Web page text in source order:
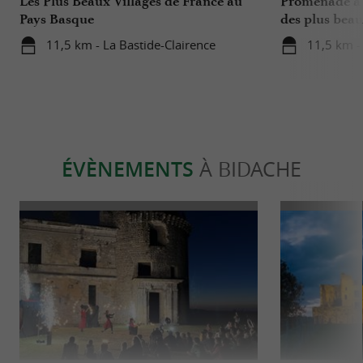
Pays Basque
11,5 km - La Bastide-Clairence
des plus
11,5 km -
ÉVÈNEMENTS À BIDACHE